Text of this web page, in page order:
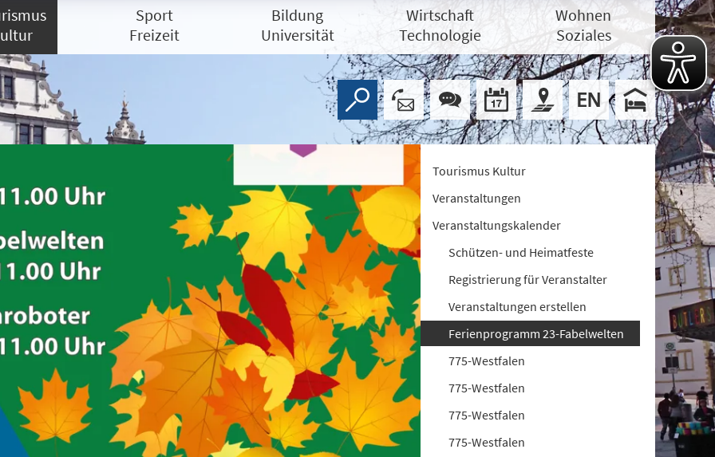
Sport
Freizeit
Bildung
Universität
Wirtschaft
Technologie
Wohnen
Soziales
Tourismus Kultur
Veranstaltungen
Veranstaltungskalender
Schützen- und Heimatfeste
Registrierung für Veranstalter
Veranstaltungen erstellen
Ferienprogramm 23-Fabelwelten
775-Westfalen
775-Westfalen
775-Westfalen
775-Westfalen